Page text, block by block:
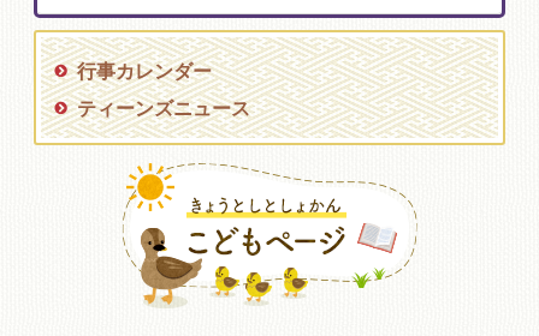
行事カレンダー
ティーンズニュース